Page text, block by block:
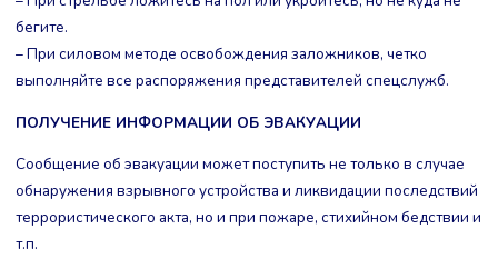
бегите.
– При силовом методе освобождения заложников, четко
выполняйте все распоряжения представителей спецслужб.
ПОЛУЧЕНИЕ ИНФОРМАЦИИ ОБ ЭВАКУАЦИИ
Сообщение об эвакуации может поступить не только в случае
обнаружения взрывного устройства и ликвидации последствий
террористического акта, но и при пожаре, стихийном бедствии и
т.п.